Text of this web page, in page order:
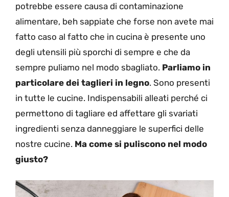
potrebbe essere causa di contaminazione
alimentare, beh sappiate che forse non avete mai
fatto caso al fatto che in cucina è presente uno
degli utensili più sporchi di sempre e che da
sempre puliamo nel modo sbagliato. Parliamo in
particolare dei taglieri in legno. Sono presenti
in tutte le cucine. Indispensabili alleati perché ci
permettono di tagliare ed affettare gli svariati
ingredienti senza danneggiare le superfici delle
nostre cucine. Ma come si puliscono nel modo
giusto?